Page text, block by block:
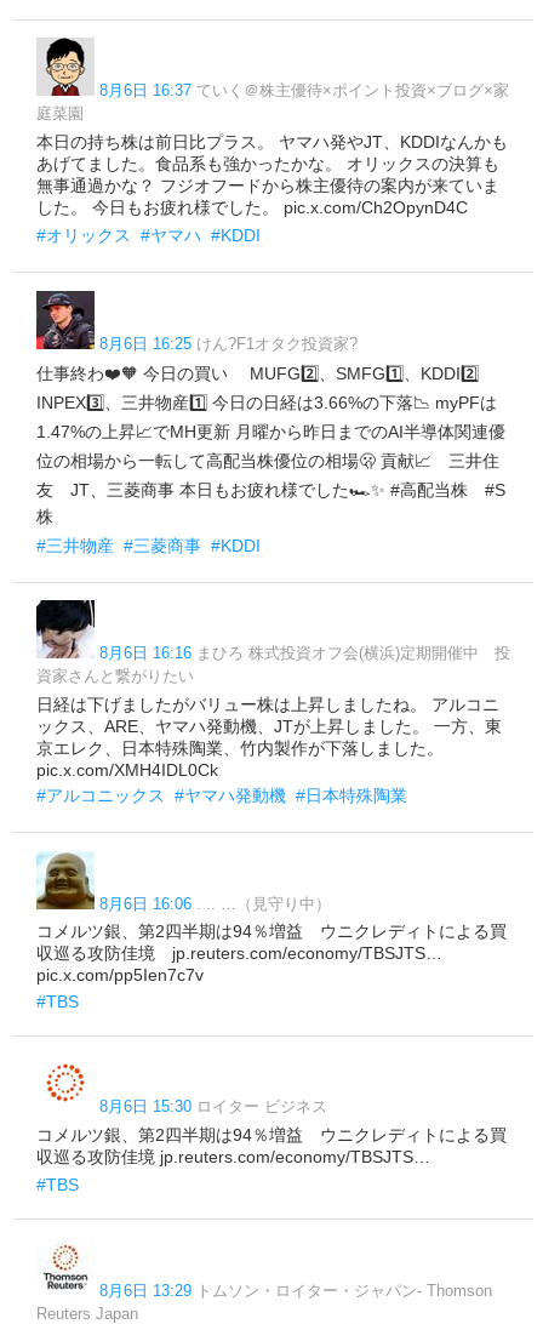
8月6日 16:37 ていく＠株主優待×ポイント投資×ブログ×家
庭菜園
本日の持ち株は前日比プラス。 ヤマハ発やJT、KDDIなんかも
あげてました。食品系も強かったかな。 オリックスの決算も
無事通過かな？ フジオフードから株主優待の案内が来ていま
した。 今日もお疲れ様でした。 pic.x.com/Ch2OpynD4C
#オリックス
#ヤマハ #KDDI
8月6日 16:25 けん?F1オタク投資家?
仕事終わ❤️🧡 今日の買い MUFG2️⃣、SMFG1️⃣、KDDI2️⃣
INPEX3️⃣、三井物産1️⃣ 今日の日経は3.66%の下落📉 myPFは
1.47%の上昇📈でMH更新 月曜から昨日までのAI半導体関連優
位の相場から一転して高配当株優位の相場🫢 貢献📈 三井住
友 JT、三菱商事 本日もお疲れ様でした🏎️✨ #高配当株 #S
株
#三井物産 #三菱商事 #KDDI
8月6日 16:16 まひろ 株式投資オフ会(横浜)定期開催中 投
資家さんと繋がりたい
日経は下げましたがバリュー株は上昇しましたね。 アルコニ
ックス、ARE、ヤマハ発動機、JTが上昇しました。 一方、東
京エレク、日本特殊陶業、竹内製作が下落しました。
pic.x.com/XMH4IDL0Ck
#アルコニックス
#ヤマハ発動機 #日本特殊陶業
8月6日 16:06 . .. …（見守り中）
コメルツ銀、第2四半期は94％増益 ウニクレディトによる買
収巡る攻防佳境 jp.reuters.com/economy/TBSJTS…
pic.x.com/pp5Ien7c7v
#TBS
8月6日 15:30 ロイター ビジネス
コメルツ銀、第2四半期は94％増益 ウニクレディトによる買
収巡る攻防佳境 jp.reuters.com/economy/TBSJTS…
#TBS
8月6日 13:29 トムソン・ロイター・ジャパン- Thomson
Reuters Japan